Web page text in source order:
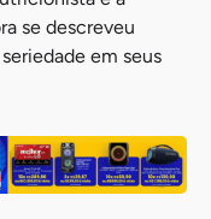
se descreveu
em seus